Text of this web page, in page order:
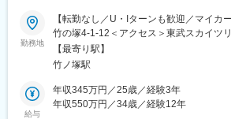
勤務地
【転勤なし／U・Iターンも歓迎／マイカ
竹の塚4-1-12＜アクセス＞東武スカイツ
勢崎線） 「竹ノ塚駅」東口より徒歩15分
10月に新病院へ移転／現在、近隣敷地（
お住まいの方はU・Iターンも大歓迎です
OK☆転居を伴う転勤はありません☆受動
【最寄り駅】
竹ノ塚駅
給与
年収345万円／25歳／経験3年
年収550万円／34歳／経験12年